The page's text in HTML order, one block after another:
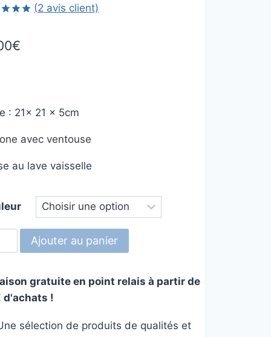
(2 avis client)
€
: 21x 21 x 5cm
avec ventouse
au lave vaisselle
Ajouter au panier
gratuite en point relais à partir de
d'achats !
sélection de produits de qualités et